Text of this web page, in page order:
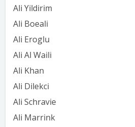
Ali Yildirim
Ali Boeali
Ali Eroglu
Ali Al Waili
Ali Khan
Ali Dilekci
Ali Schravie
Ali Marrink